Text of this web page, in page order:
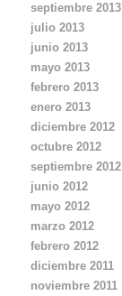
septiembre 2013
julio 2013
junio 2013
mayo 2013
febrero 2013
enero 2013
diciembre 2012
octubre 2012
septiembre 2012
junio 2012
mayo 2012
marzo 2012
febrero 2012
diciembre 2011
noviembre 2011